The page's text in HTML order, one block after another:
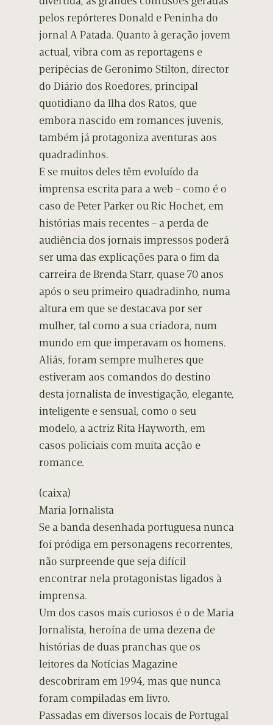
pelos repórteres Donald e Peninha do
jornal A Patada. Quanto à geração jovem
actual, vibra com as reportagens e
peripécias de Geronimo Stilton, director
do Diário dos Roedores, principal
quotidiano da Ilha dos Ratos, que
embora nascido em romances juvenis,
também já protagoniza aventuras aos
quadradinhos.
E se muitos deles têm evoluído da
imprensa escrita para a web – como é o
caso de Peter Parker ou Ric Hochet, em
histórias mais recentes – a perda de
audiência dos jornais impressos poderá
ser uma das explicações para o fim da
carreira de Brenda Starr, quase 70 anos
após o seu primeiro quadradinho, numa
altura em que se destacava por ser
mulher, tal como a sua criadora, num
mundo em que imperavam os homens.
Aliás, foram sempre mulheres que
estiveram aos comandos do destino
desta jornalista de investigação, elegante,
inteligente e sensual, como o seu
modelo, a actriz Rita Hayworth, em
casos policiais com muita acção e
romance.
(caixa)
Maria Jornalista
Se a banda desenhada portuguesa nunca
foi pródiga em personagens recorrentes,
não surpreende que seja difícil
encontrar nela protagonistas ligados à
imprensa.
Um dos casos mais curiosos é o de Maria
Jornalista, heroína de uma dezena de
histórias de duas pranchas que os
leitores da Notícias Magazine
descobriram em 1994, mas que nunca
foram compiladas em livro.
Passadas em diversos locais de Portugal